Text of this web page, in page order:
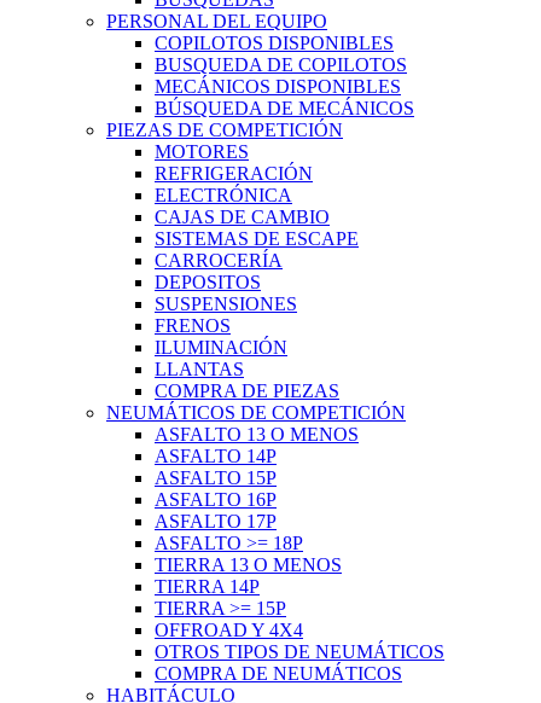
PERSONAL DEL EQUIPO
COPILOTOS DISPONIBLES
BUSQUEDA DE COPILOTOS
MECÁNICOS DISPONIBLES
BÚSQUEDA DE MECÁNICOS
PIEZAS DE COMPETICIÓN
MOTORES
REFRIGERACIÓN
ELECTRÓNICA
CAJAS DE CAMBIO
SISTEMAS DE ESCAPE
CARROCERÍA
DEPOSITOS
SUSPENSIONES
FRENOS
ILUMINACIÓN
LLANTAS
COMPRA DE PIEZAS
NEUMÁTICOS DE COMPETICIÓN
ASFALTO 13 O MENOS
ASFALTO 14P
ASFALTO 15P
ASFALTO 16P
ASFALTO 17P
ASFALTO >= 18P
TIERRA 13 O MENOS
TIERRA 14P
TIERRA >= 15P
OFFROAD Y 4X4
OTROS TIPOS DE NEUMÁTICOS
COMPRA DE NEUMÁTICOS
HABITÁCULO